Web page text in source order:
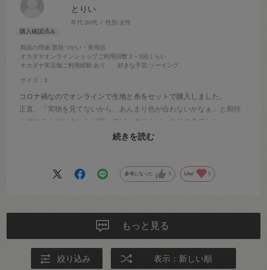
とりい
年代:30代 性別:女性
商品の用途:普段づかい・実用品
オカダヤオンラインショップご利用回数:2～3回くらい
オカダヤ実店舗ご利用経験:あり 好きな手芸:ソーイング
サイズ：3
コロナ禍なのでオンラインで生地と糸をセットで購入しました。
正直、「実物を見てないから、あんまり色が合わないかなぁ」と期待
せずにこうにしましたが届いてビックリ！ピッタリの色でした。
商品写真も丁寧に調整されているんだなぁと感じました。
続きを読む
参考になった 0 Like! 0
もっと見る
絞り込み 表示：新しい順